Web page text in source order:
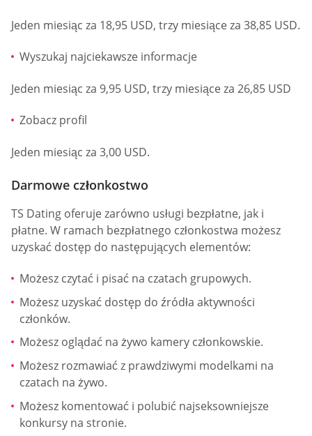
Jeden miesiąc za 18,95 USD, trzy miesiące za 38,85 USD.
Wyszukaj najciekawsze informacje
Jeden miesiąc za 9,95 USD, trzy miesiące za 26,85 USD
Zobacz profil
Jeden miesiąc za 3,00 USD.
Darmowe członkostwo
TS Dating oferuje zarówno usługi bezpłatne, jak i
płatne. W ramach bezpłatnego członkostwa możesz
uzyskać dostęp do następujących elementów:
Możesz czytać i pisać na czatach grupowych.
Możesz uzyskać dostęp do źródła aktywności
członków.
Możesz oglądać na żywo kamery członkowskie.
Możesz rozmawiać z prawdziwymi modelkami na
czatach na żywo.
Możesz komentować i polubić najseksowniejsze
konkursy na stronie.